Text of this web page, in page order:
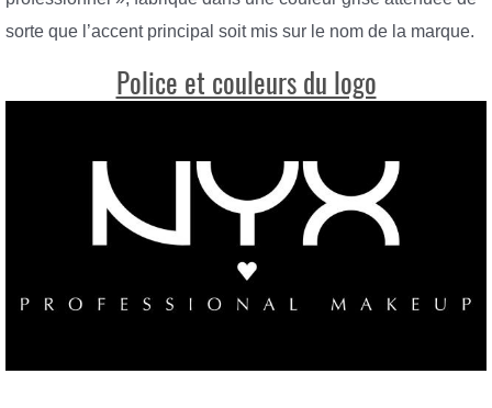
sorte que l’accent principal soit mis sur le nom de la marque.
Police et couleurs du logo